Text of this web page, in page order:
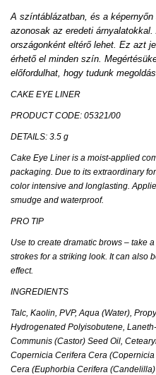
A színtáblázatban, és a
azonosak az eredeti
országonként eltérő lehet. Ez azt
érhető el minden szín.
előfordulhat, hogy tudunk
CAKE EYE LINER
PRODUCT CODE: 05321/00
DETAILS: 3.5 g
Cake Eye Liner is a moist-applied
packaging. Due to its extraordinary
color intensive and longlasting.
smudge and waterproof.
PRO TIP
Use to create dramatic brows – take
strokes for a striking look. It can also
effect.
INGREDIENTS
Talc, Kaolin, PVP, Aqua (Water),
Hydrogenated Polyisobutene,
Communis (Castor) Seed Oil,
Copernicia Cerifera Cera
Cera (Euphorbia Cerifera